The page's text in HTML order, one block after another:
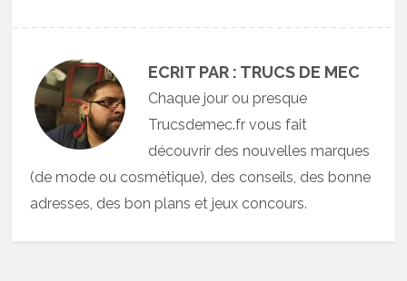
ECRIT PAR : TRUCS DE MEC
Chaque jour ou presque
Trucsdemec.fr vous fait
découvrir des nouvelles marques
(de mode ou cosmétique), des conseils, des bonne
adresses, des bon plans et jeux concours.